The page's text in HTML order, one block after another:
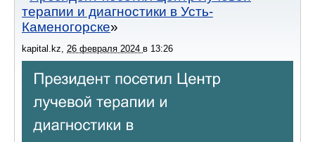
терапии и диагностики в Усть-
Каменогорске
kapital.kz 26 февраля 2024 в 13:26